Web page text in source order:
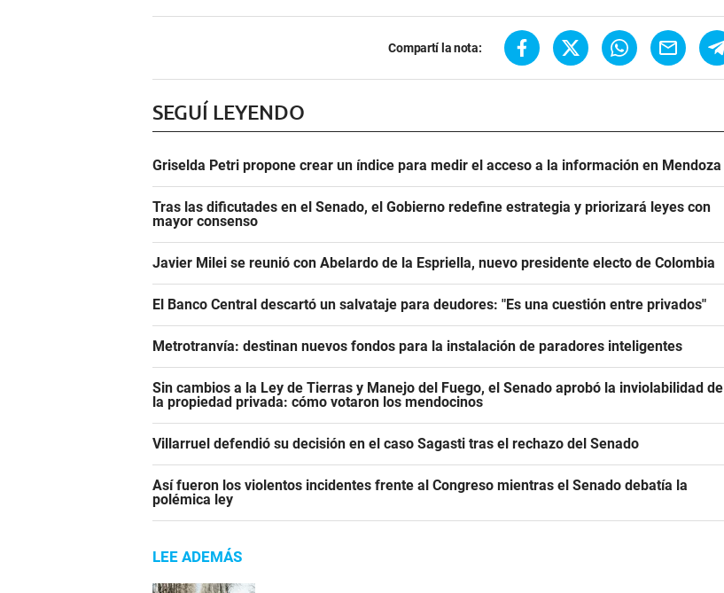
Compartí la nota:
SEGUÍ LEYENDO
Griselda Petri propone crear un índice para medir el acceso a la información en Mendoza
Tras las dificutades en el Senado, el Gobierno redefine estrategia y priorizará leyes con
mayor consenso
Javier Milei se reunió con Abelardo de la Espriella, nuevo presidente electo de Colombia
El Banco Central descartó un salvataje para deudores: "Es una cuestión entre privados"
Metrotranvía: destinan nuevos fondos para la instalación de paradores inteligentes
Sin cambios a la Ley de Tierras y Manejo del Fuego, el Senado aprobó la inviolabilidad de
la propiedad privada: cómo votaron los mendocinos
Villarruel defendió su decisión en el caso Sagasti tras el rechazo del Senado
Así fueron los violentos incidentes frente al Congreso mientras el Senado debatía la
polémica ley
LEE ADEMÁS